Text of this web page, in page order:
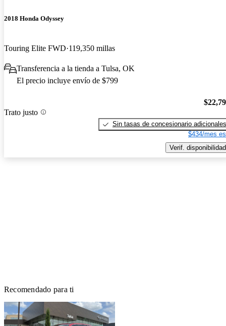
2018 Honda Odyssey
Touring Elite FWD 119,350 millas
Transferencia a la tienda a Tulsa, OK
El precio incluye envío de $799
Trato justo
Sin tasas de concesionario adicionales
$434/mes
Verif. disponibilidad
Recomendado para ti